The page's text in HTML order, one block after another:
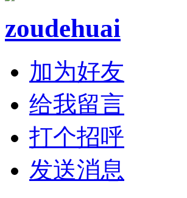
zoudehuai
加为好友
给我留言
打个招呼
发送消息